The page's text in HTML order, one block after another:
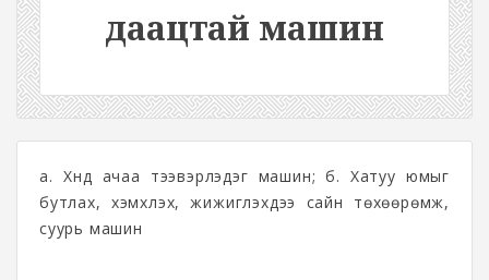
даацтай машин
а. Хүнд ачаа тээвэрлэдэг машин; б. Хатуу юмыг
бутлах, хэмхлэх, жижиглэхдээ сайн төхөөрөмж,
суурь машин